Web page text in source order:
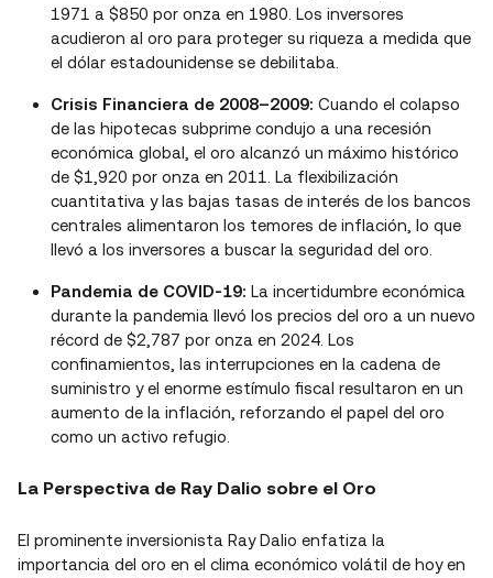
1971 a $850 por onza en 1980. Los inversores
acudieron al oro para proteger su riqueza a medida que
el dólar estadounidense se debilitaba.
Crisis Financiera de 2008–2009: Cuando el colapso
de las hipotecas subprime condujo a una recesión
económica global, el oro alcanzó un máximo histórico
de $1,920 por onza en 2011. La flexibilización
cuantitativa y las bajas tasas de interés de los bancos
centrales alimentaron los temores de inflación, lo que
llevó a los inversores a buscar la seguridad del oro.
Pandemia de COVID-19: La incertidumbre económica
durante la pandemia llevó los precios del oro a un nuevo
récord de $2,787 por onza en 2024. Los
confinamientos, las interrupciones en la cadena de
suministro y el enorme estímulo fiscal resultaron en un
aumento de la inflación, reforzando el papel del oro
como un activo refugio.
La Perspectiva de Ray Dalio sobre el Oro
El prominente inversionista Ray Dalio enfatiza la
importancia del oro en el clima económico volátil de hoy en